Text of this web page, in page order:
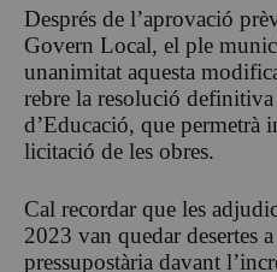
Després de l’aprovació
Govern Local, el ple
unanimitat aquesta
rebre la resolució
d’Educació, que permetrà
licitació de les obres.
Cal recordar que les
2023 van quedar desertes
pressupostària davant